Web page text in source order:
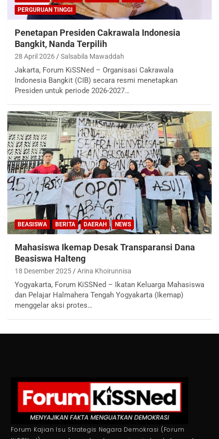
PERGURUAN TINGGI
Penetapan Presiden Cakrawala Indonesia
Bangkit, Nanda Terpilih
28 April 2026 Salsabila Mawaddah
Jakarta, Forum KiSSNed – Organisasi Cakrawala
Indonesia Bangkit (CIB) secara resmi menetapkan
Presiden untuk periode 2026-2027…
BEASISWA BERITA DAERAH NEWS
Mahasiswa Ikemap Desak Transparansi Dana
Beasiswa Halteng
18 Desember 2025 Arina Khoirunnisa
Yogyakarta, Forum KiSSNed – Ikatan Keluarga Mahasiswa
dan Pelajar Halmahera Tengah Yogyakarta (Ikemap)
menggelar aksi protes…
Forum Kajian Isu Strategis Negara Demokrasi (Forum